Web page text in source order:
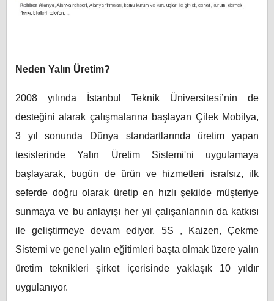
Neden Yalın Üretim?
2008 yılında İstanbul Teknik Üniversitesi’nin de
desteğini alarak çalışmalarına başlayan Çilek Mobilya,
3 yıl sonunda Dünya standartlarında üretim yapan
tesislerinde Yalın Üretim Sistemi'ni uygulamaya
başlayarak, bugün de ürün ve hizmetleri israfsız, ilk
seferde doğru olarak üretip en hızlı şekilde müşteriye
sunmaya ve bu anlayışı her yıl çalışanlarının da katkısı
ile geliştirmeye devam ediyor.
5S , Kaizen, Çekme
Sistemi ve genel yalın eğitimleri başta olmak üzere yalın
üretim teknikleri şirket içerisinde yaklaşık 10 yıldır
uygulanıyor.